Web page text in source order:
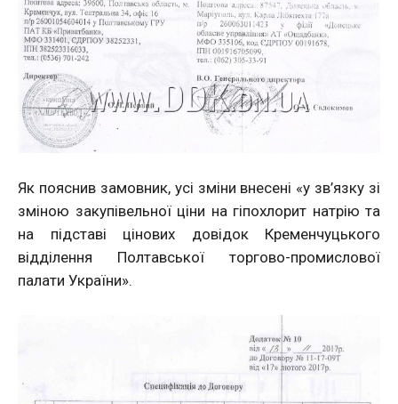
Як пояснив замовник, усі зміни внесені «у зв’язку зі
зміною закупівельної ціни на гіпохлорит натрію та
на підставі цінових довідок Кременчуцького
відділення Полтавської торгово-промислової
палати України».